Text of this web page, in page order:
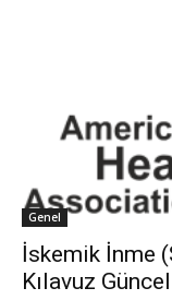
Genel
İskemik İnme
Kılavuz